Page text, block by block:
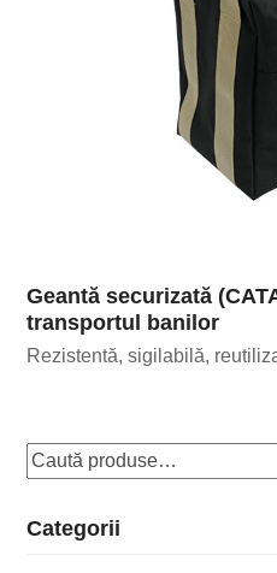
Geantă securizată
transportul banilor
Rezistentă, sigilabilă,
Categorii